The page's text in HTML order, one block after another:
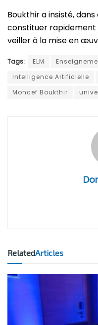
Boukthir a insisté,
constituer
veiller à la mise en
Tags: ELM
Intelligence Artificielle
Moncef Boukthir
RelatedArticles